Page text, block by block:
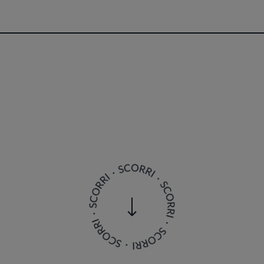
gastronomico del Salento. L'approccio
di fondere tradizione e innovazione,
spicca il "Soufflé al cioccolato con cuore
e la freschezza del lampone, offrendo
locali e gelato al rosmarino", dove la
inusuali. Lo stile culinario di Potì si
e stagionali, e per l'utilizzo di tecniche